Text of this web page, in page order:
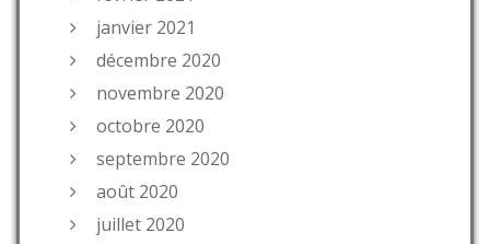
janvier 2021
décembre 2020
novembre 2020
octobre 2020
septembre 2020
août 2020
juillet 2020